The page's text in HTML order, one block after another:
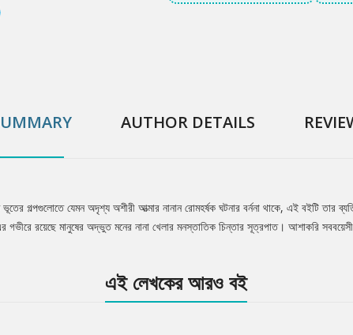
AUTHOR DETAILS
গল্পগুলোতে যেমন অদৃশ্য অশীরী আত্মার নানান রোমহর্ষক ঘটনার বর্ননা থাকে, এই বইটি তার
রয়েছে মানুষের অদ্ভুত মনের নানা খেলার মনস্তাতিক চিন্তার সূত্রপাত। আশাকরি
এই লেখকের আরও বই